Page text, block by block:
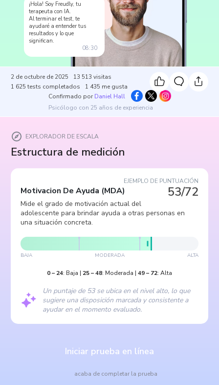
¡Hola! Soy Freudly, tu
terapeuta con IA.
Al terminar el test, te
ayudaré a entender tus
resultados y lo que
significan.
08:30
2 de octubre de 2025 13 513 visitas
1 625 tests completados 1 435 me gusta
Confirmado por Daniel Hall
Psicólogo con 25 años de experiencia
EXPLORADOR DE ESCALA
Estructura de medición
EJEMPLO DE PUNTUACIÓN
53/72
Motivacion De Ayuda (MDA)
Mide el grado de motivación actual del
adolescente para brindar ayuda a otras personas en
una situación concreta.
BAJA MODERADA ALTA
0– 24: Baja | 25–48: Moderada | 49– 72: Alta
Un puntaje de 53 se ubica en el nivel alto, lo que
sugiere una disposición marcada y consistente a
ayudar en el momento evaluado.
Iniciar prueba en línea
acaba de completar la prueba